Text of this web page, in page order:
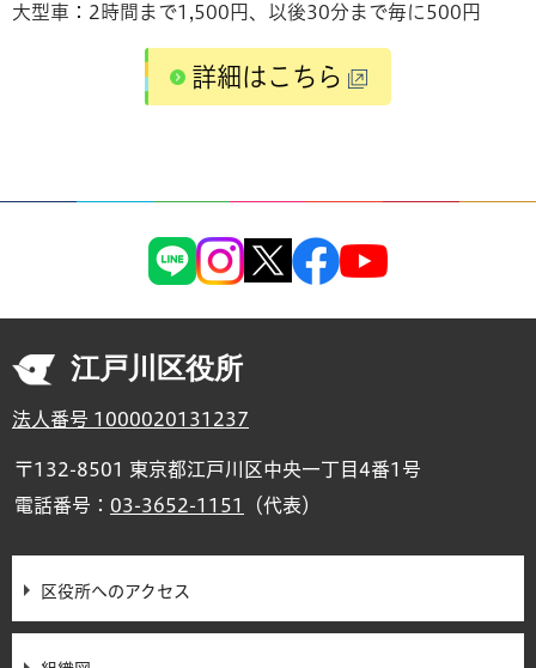
大型車：2時間まで1,500円、以後30分まで毎に500円
詳細はこちら
江戸川区役所
法人番号 1000020131237
〒132-8501 東京都江戸川区中央一丁目4番1号
電話番号： 03-3652-1151 （代表）
区役所へのアクセス